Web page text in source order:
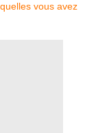
vous avez